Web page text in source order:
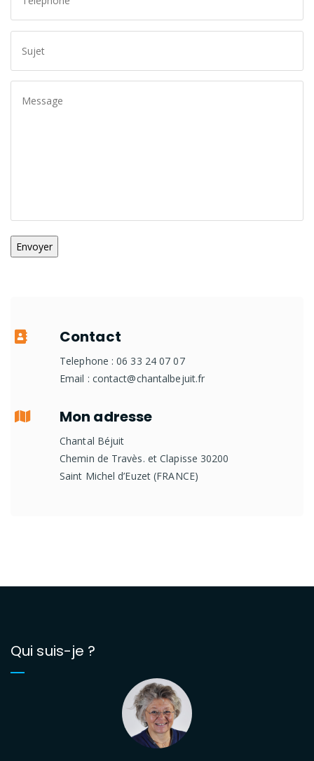
Contact
Telephone : 06 33 24 07 07
Email : contact@chantalbejuit.fr
Mon adresse
Chantal Béjuit
Chemin de Travès. et Clapisse 30200
Saint Michel d’Euzet (FRANCE)
Qui suis-je ?